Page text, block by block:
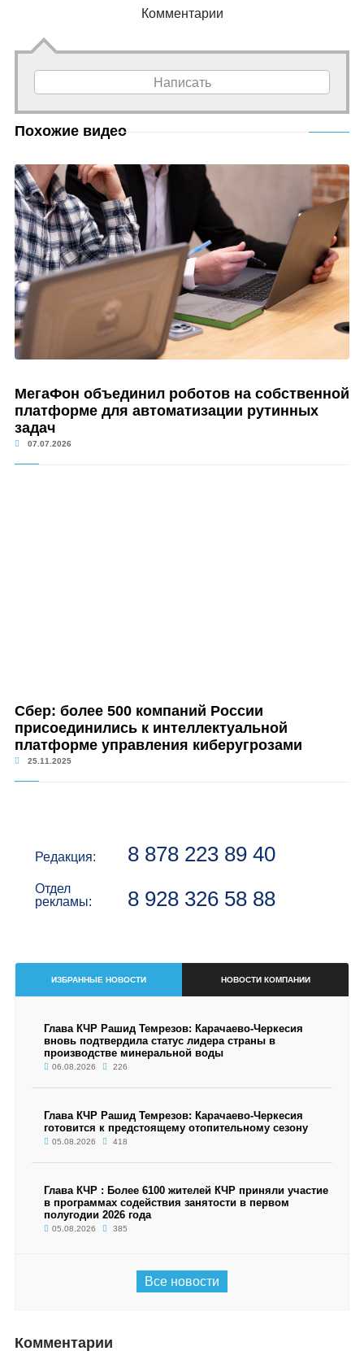
Комментарии
Написать
Похожие видео
МегаФон объединил роботов на собственной
платформе для автоматизации рутинных
задач
07.07.2026
Сбер: более 500 компаний России
присоединились к интеллектуальной
платформе управления киберугрозами
25.11.2025
Редакция: 8 878 223 89 40
Отдел
рекламы:
8 928 326 58 88
ИЗБРАННЫЕ НОВОСТИ НОВОСТИ КОМПАНИИ
Глава КЧР Рашид Темрезов: Карачаево-Черкесия
вновь подтвердила статус лидера страны в
производстве минеральной воды
06.08.2026 226
Глава КЧР Рашид Темрезов: Карачаево-Черкесия
готовится к предстоящему отопительному сезону
05.08.2026 418
Глава КЧР : Более 6100 жителей КЧР приняли участие
в программах содействия занятости в первом
полугодии 2026 года
05.08.2026 385
Все новости
Комментарии